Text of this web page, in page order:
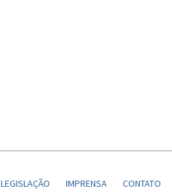
LEGISLAÇÃO IMPRENSA CONTATO